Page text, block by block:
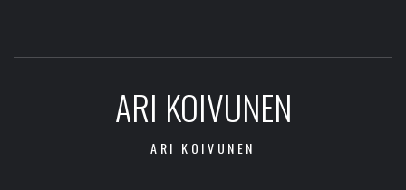
ARI KOIVUNEN
ARI KOIVUNEN